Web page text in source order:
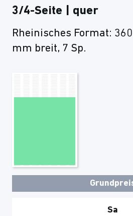
3/4-Seite | quer
Rheinisches Format:
mm breit, 7 Sp.
Sa